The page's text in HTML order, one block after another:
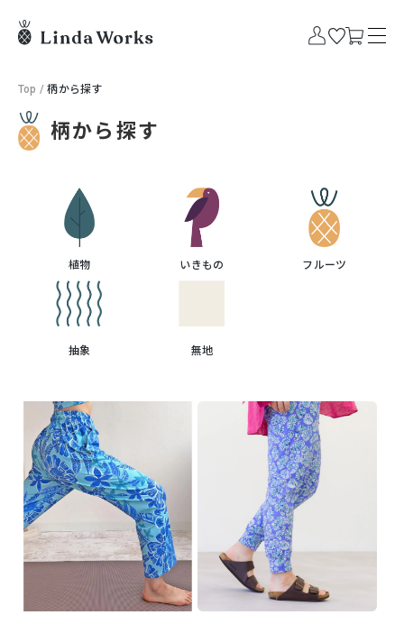
Top /柄から探す
柄から探す
植物 いきもの フルーツ
抽象 無地